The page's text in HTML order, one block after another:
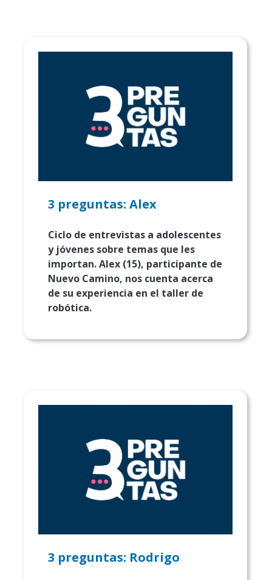
3 preguntas: Alex
Ciclo de entrevistas a adolescentes
y jóvenes sobre temas que les
importan. Alex (15), participante de
Nuevo Camino, nos cuenta acerca
de su experiencia en el taller de
robótica.
3 preguntas: Rodrigo